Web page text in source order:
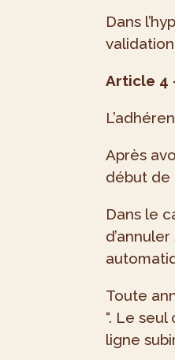
Dans
Article 4
Après
début de
Dans le
Toute
“. Le
ligne